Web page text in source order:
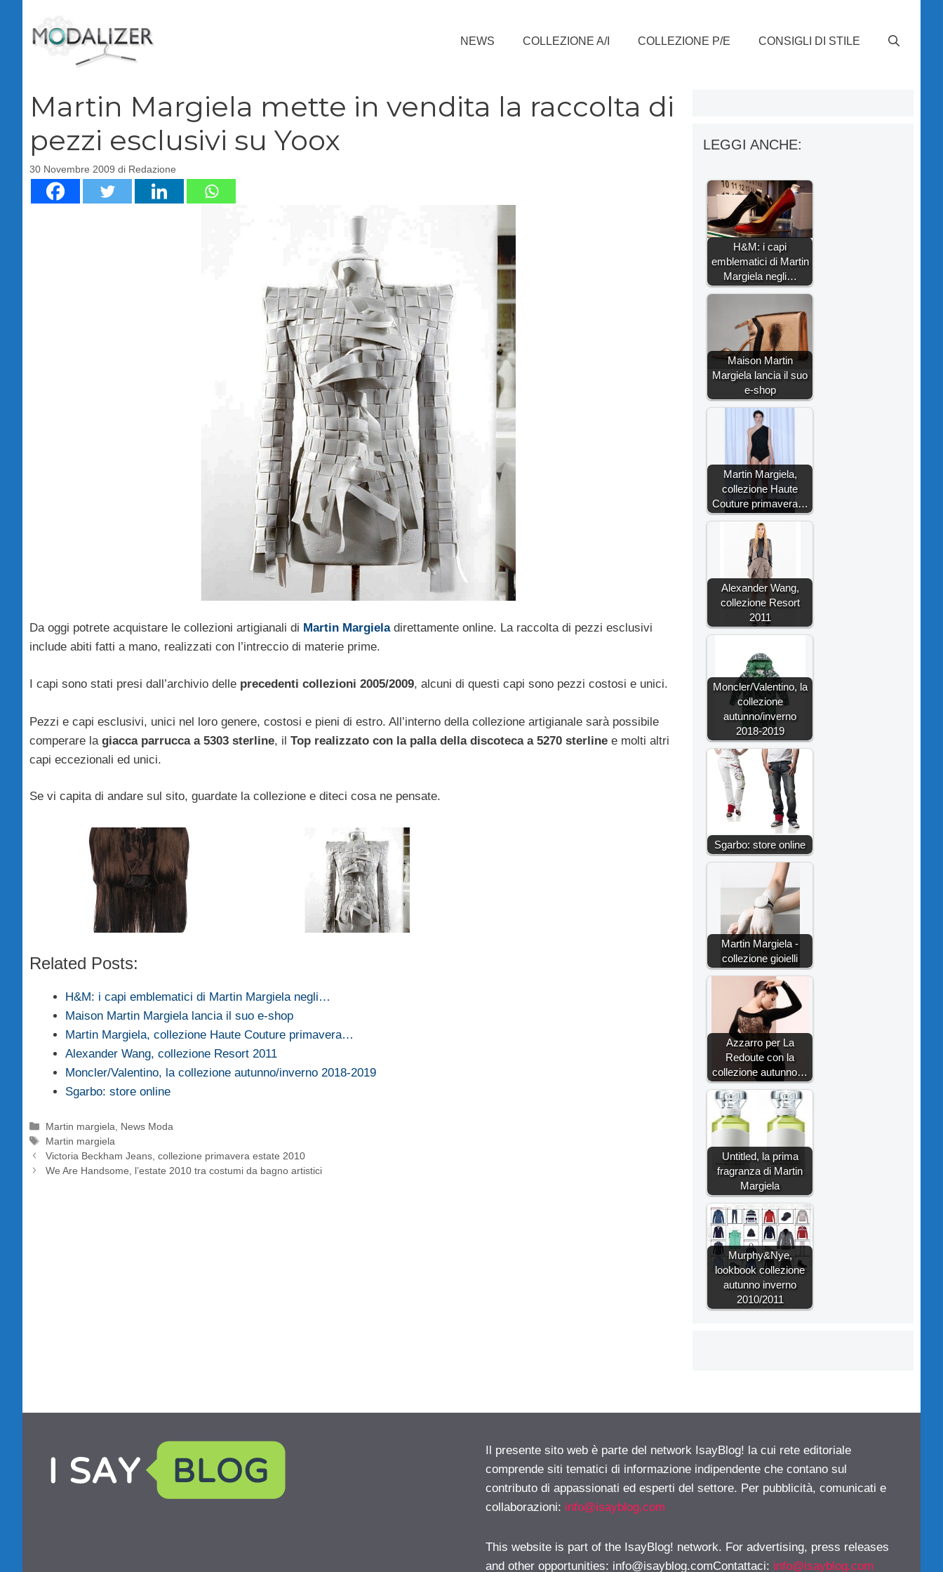
contenuto
NEWS COLLEZIONE A/I COLLEZIONE P/E CONSIGLI DI STILE
Martin Margiela mette in vendita la raccolta di
pezzi esclusivi su Yoox
30 Novembre 2009 di Redazione
Da oggi potrete acquistare le collezioni artigianali di Martin Margieladirettamente online. La raccolta di pezzi esclusivi
include abiti fatti a mano, realizzati con l’intreccio di materie prime.
I capi sono stati presi dall’archivio delle precedenti collezioni 2005/2009, alcuni di questi capi sono pezzi costosi e unici.
Pezzi e capi esclusivi, unici nel loro genere, costosi e pieni di estro. All’interno della collezione artigianale sarà possibile
comperare la giacca parrucca a 5303 sterline, il Top realizzato con la palla della discoteca a 5270 sterline e molti altri
capi eccezionali ed unici.
Se vi capita di andare sul sito, guardate la collezione e diteci cosa ne pensate.
Related Posts:
H&M: i capi emblematici di Martin Margiela negli…
Maison Martin Margiela lancia il suo e-shop
Martin Margiela, collezione Haute Couture primavera…
Alexander Wang, collezione Resort 2011
Moncler/Valentino, la collezione autunno/inverno 2018-2019
Sgarbo: store online
Categorie
Martin margiela
News Moda
Tag
Martin margiela
Victoria Beckham Jeans, collezione primavera estate 2010
We Are Handsome, l’estate 2010 tra costumi da bagno artistici
LEGGI ANCHE:
H&M: i capi
emblematici di Martin
Margiela negli…
Maison Martin
Margiela lancia il suo
e-shop
Martin Margiela,
collezione Haute
Couture primavera…
Alexander Wang,
collezione Resort
2011
Moncler/Valentino, la
collezione
autunno/inverno
2018-2019
Sgarbo: store online
Martin Margiela -
collezione gioielli
Azzarro per La
Redoute con la
collezione autunno…
Untitled, la prima
fragranza di Martin
Margiela
Murphy&Nye,
lookbook collezione
autunno inverno
2010/2011
Il presente sito web è parte del network IsayBlog! la cui rete editoriale
comprende siti tematici di informazione indipendente che contano sul
contributo di appassionati ed esperti del settore. Per pubblicità, comunicati e
collaborazioni: info@isayblog.com
This website is part of the IsayBlog! network. For advertising, press releases
and other opportunities: info@isayblog.comContattaci: info@isayblog.com